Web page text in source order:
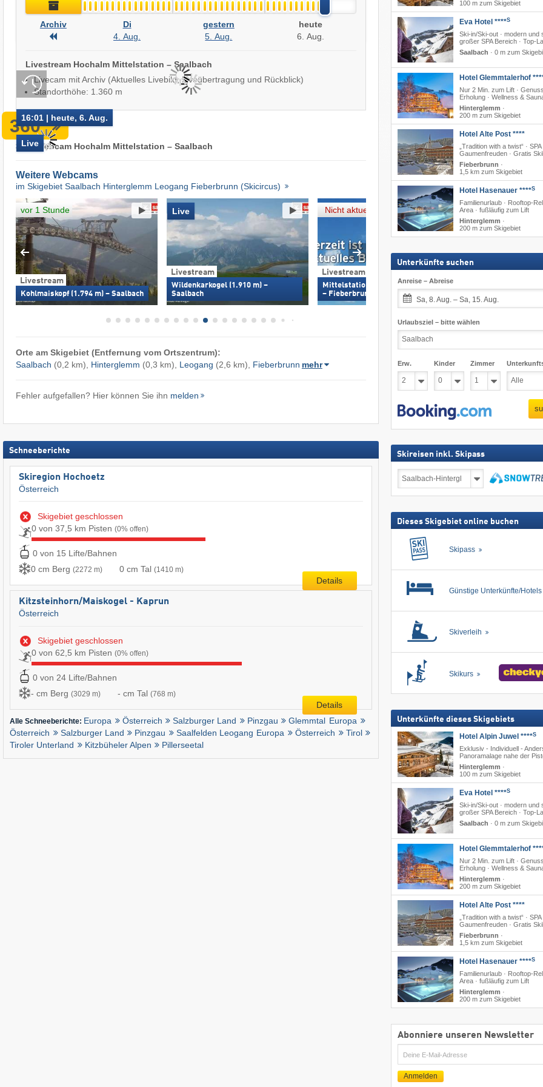
Archiv
Archiv
Archiv
Di
4. Aug.
gestern
5. Aug.
heute
6. Aug.
Livestream Hochalm Mittelstation – Saalbach
Livecam mit Archiv (Aktuelles Livebild, Liveübertragung und Rückblick)
Standorthöhe: 1.360 m
360°
Live
16:01 | heute, 6. Aug.
360° Webcam Hochalm Mittelstation – Saalbach
Weitere Webcams
im Skigebiet Saalbach Hinterglemm Leogang Fieberbrunn (Skicircus)
Livestream
Kohlmaiskopf (1.794 m) – Saalbach
vor 1 Stunde
Livestream
Wildenkarkogel (1.910 m) –
Saalbach
Live Nicht aktuell
Livestream
Mittelstation Streuböden (1.210 m)
– Fieberbrunn
Livestream
Orte am Skigebiet (Entfernung vom Ortszentrum):
Saalbach (0,2 km), Hinterglemm (0,3 km), Leogang (2,6 km), Fieberbrunn mehr
Fehler aufgefallen? Hier können Sie ihn melden
Schneeberichte
Skiregion Hochoetz
Österreich
Skigebiet geschlossen
0 von 37,5 km Pisten (0% offen)
0 von 15 Lifte/Bahnen
0 cm Berg (2272 m) 0 cm Tal (1410 m)
Details
Kitzsteinhorn/​Maiskogel - Kaprun
Österreich
Skigebiet geschlossen
0 von 62,5 km Pisten (0% offen)
0 von 24 Lifte/Bahnen
- cm Berg (3029 m) - cm Tal (768 m)
Details
Alle Schneeberichte: Europa Österreich Salzburger Land Pinzgau Glemmtal Europa
Österreich
Salzburger Land Pinzgau Saalfelden Leogang Europa Österreich
Tirol
Tiroler Unterland
Kitzbüheler Alpen Pillerseetal
100 m zum Skigebiet
Eva Hotel ****S
Ski-in/Ski-out · modern und
großer SPA Bereich · Top-
Saalbach · 0 m zum
Hotel Glemmtalerhof
Nur 2 Min. zum Lift ·
Erholung · Wellness &
Hinterglemm ·
200 m zum Skigebiet
Hotel Alte Post ****
„Tradition with a twist“ · SPA
Gaumenfreuden · Gratis
Fieberbrunn ·
1,5 km zum Skigebiet
Hotel Hasenauer ****S
Familienurlaub · Rooftop-
Area · fußläufig zum Lift
Hinterglemm ·
200 m zum Skigebiet
Unterkünfte suchen
Anreise – Abreise
Sa, 8. Aug. – Sa, 15. Aug.
Urlaubsziel – bitte wählen
Erw. Kinder Zimmer
Skireisen inkl. Skipass
inkl.
Dieses Skigebiet online buchen
Skipass
Günstige Unterkünfte/Hotels
Skiverleih
Skikurs
Unterkünfte dieses Skigebiets
Hotel Alpin Juwel ****S
Exklusiv - Individuell -
Panoramalage nahe der
Hinterglemm ·
100 m zum Skigebiet
Eva Hotel ****S
Ski-in/Ski-out · modern und
großer SPA Bereich · Top-
Saalbach · 0 m zum
Hotel Glemmtalerhof
Nur 2 Min. zum Lift ·
Erholung · Wellness &
Hinterglemm ·
200 m zum Skigebiet
Hotel Alte Post ****
„Tradition with a twist“ · SPA
Gaumenfreuden · Gratis
Fieberbrunn ·
1,5 km zum Skigebiet
Hotel Hasenauer ****S
Familienurlaub · Rooftop-
Area · fußläufig zum Lift
Hinterglemm ·
200 m zum Skigebiet
Abonniere unseren Newsletter
E-
Mail
Anmelden